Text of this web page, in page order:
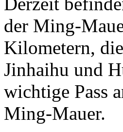
der Ming-
Kilometern,
Jinhaihu und
wichtige Pass
Ming-Mauer.